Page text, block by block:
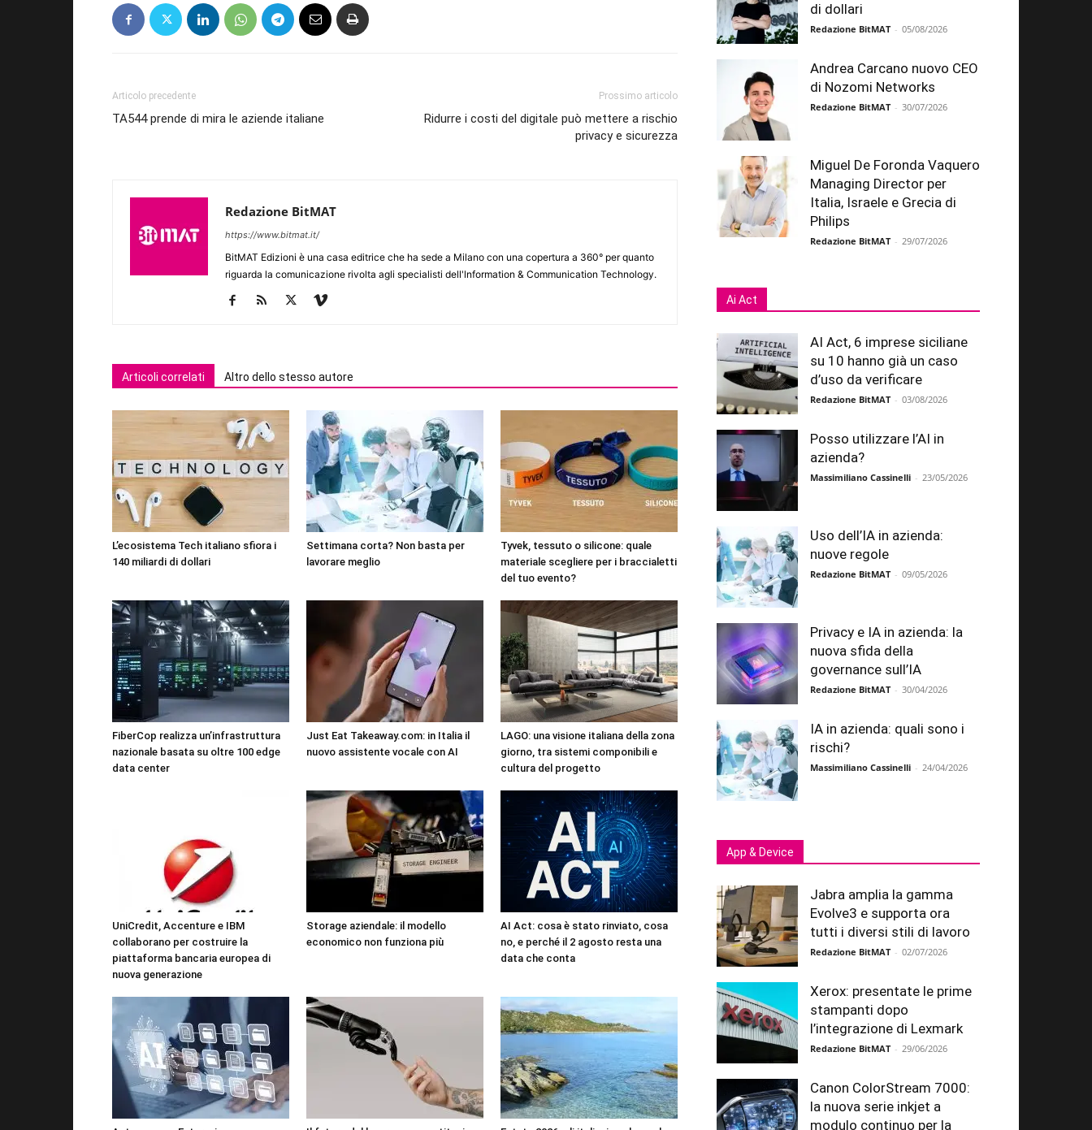
Articolo precedente
TA544 prende di mira le aziende italiane
Prossimo articolo
Ridurre i costi del digitale può mettere a rischio
privacy e sicurezza
Redazione BitMAT
https://www.bitmat.it/
BitMAT Edizioni è una casa editrice che ha sede a Milano con una copertura a 360° per quanto
riguarda la comunicazione rivolta agli specialisti dell'lnformation & Communication Technology.
Articoli correlati Altro dello stesso autore
L’ecosistema Tech italiano sfiora i
140 miliardi di dollari
Settimana corta? Non basta per
lavorare meglio
Tyvek, tessuto o silicone: quale
materiale scegliere per i braccialetti
del tuo evento?
FiberCop realizza un’infrastruttura
nazionale basata su oltre 100 edge
data center
Just Eat Takeaway.com: in Italia il
nuovo assistente vocale con AI
LAGO: una visione italiana della zona
giorno, tra sistemi componibili e
cultura del progetto
UniCredit, Accenture e IBM
collaborano per costruire la
piattaforma bancaria europea di
nuova generazione
Storage aziendale: il modello
economico non funziona più
AI Act: cosa è stato rinviato, cosa
no, e perché il 2 agosto resta una
data che conta
di dollari
Redazione BitMAT - 05/08/2026
Andrea Carcano nuovo CEO
di Nozomi Networks
Redazione BitMAT - 30/07/2026
Miguel De Foronda Vaquero
Managing Director per
Italia, Israele e Grecia di
Philips
Redazione BitMAT - 29/07/2026
Ai Act
AI Act, 6 imprese siciliane
su 10 hanno già un caso
d’uso da verificare
Redazione BitMAT - 03/08/2026
Posso utilizzare l’AI in
azienda?
Massimiliano Cassinelli - 23/05/2026
Uso dell’IA in azienda:
nuove regole
Redazione BitMAT - 09/05/2026
Privacy e IA in azienda: la
nuova sfida della
governance sull’IA
Redazione BitMAT - 30/04/2026
IA in azienda: quali sono i
rischi?
Massimiliano Cassinelli - 24/04/2026
App & Device
Jabra amplia la gamma
Evolve3 e supporta ora
tutti i diversi stili di lavoro
Redazione BitMAT - 02/07/2026
Xerox: presentate le prime
stampanti dopo
l’integrazione di Lexmark
Redazione BitMAT - 29/06/2026
Canon ColorStream 7000:
la nuova serie inkjet a
modulo continuo per la